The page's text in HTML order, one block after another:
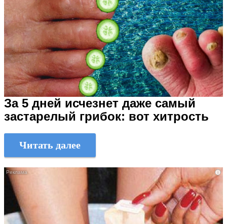
За 5 дней исчезнет даже самый
застарелый грибок: вот хитрость
Читать далее
i